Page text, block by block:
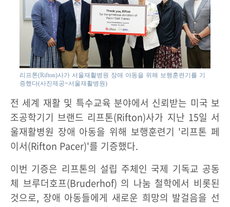
리프톤(Rifton)사가 서울재활병원 장애 아동을 위해 보행훈련기를 기
증했다(사진제공=서울재활병원)
전 세계 재활 및 특수교육 분야에서 신뢰받는 미국 보
조공학기기 브랜드 리프톤(Rifton)사가 지난 15일 서
울재활병원 장애 아동을 위해 보행훈련기 '리프톤 페
이서(Rifton Pacer)'를 기증했다.
이번 기증은 리프톤의 설립 주체인 국제 기독교 공동
체 브루더호프(Bruderhof) 의 나눔 철학에서 비롯된
것으로, 장애 아동들에게 새로운 희망의 발걸음을 선